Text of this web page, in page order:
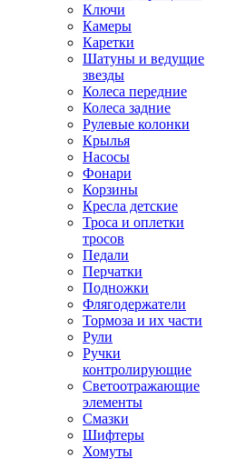
Ключи
Камеры
Каретки
Шатуны и ведущие
звезды
Колеса передние
Колеса задние
Рулевые колонки
Крылья
Насосы
Фонари
Корзины
Кресла детские
Троса и оплетки
тросов
Педали
Перчатки
Подножки
Флягодержатели
Тормоза и их части
Рули
Ручки
контролирующие
Светоотражающие
элементы
Смазки
Шифтеры
Хомуты